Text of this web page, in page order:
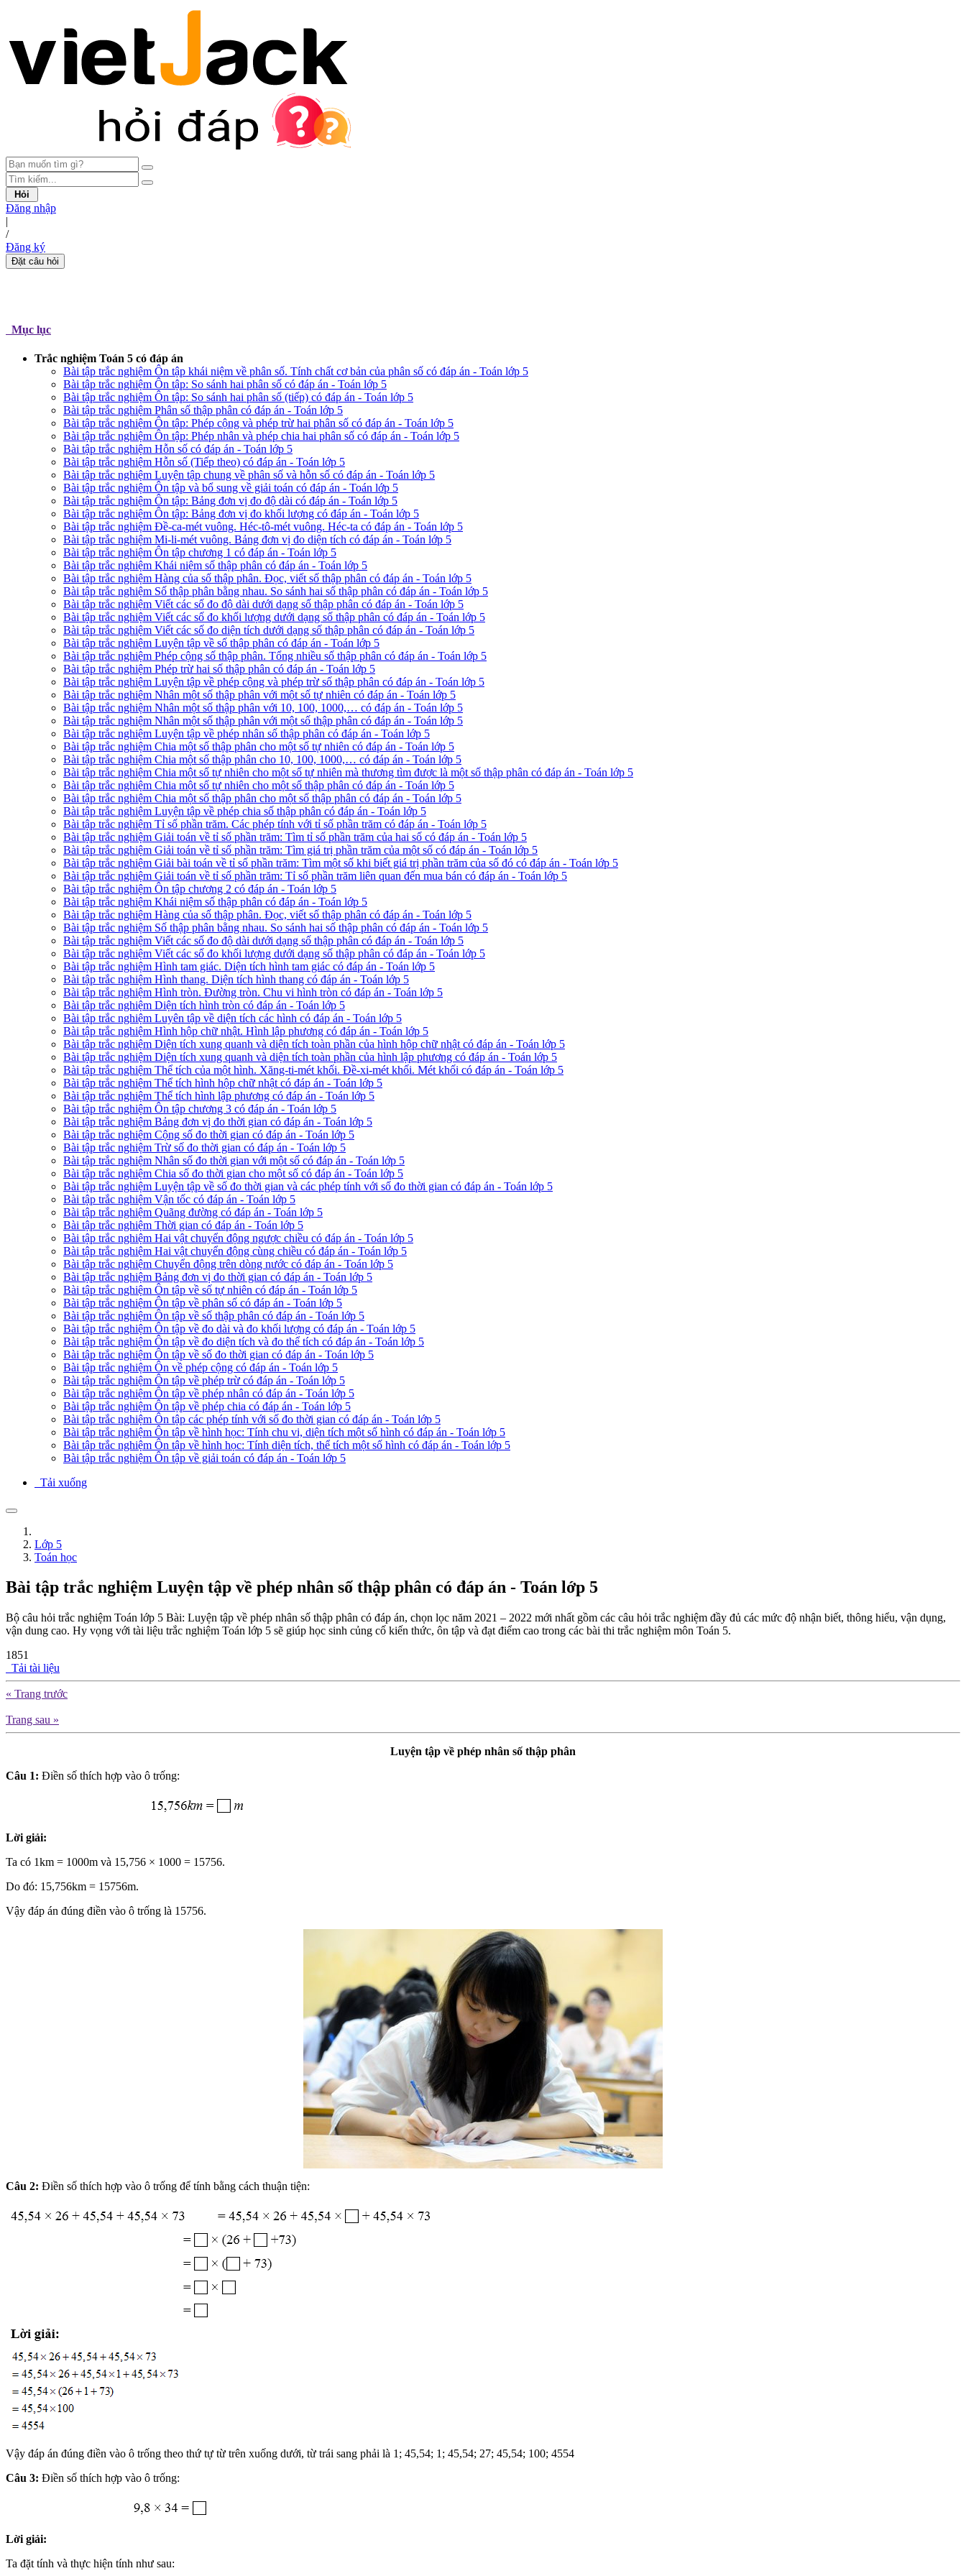
Hỏi
Đăng nhập
|
/
Đăng ký
Đặt câu hỏi
Mục lục
Trắc nghiệm Toán 5 có đáp án
Bài tập trắc nghiệm Ôn tập khái niệm về phân số. Tính chất cơ bản của phân số có đáp án - Toán lớp 5
Bài tập trắc nghiệm Ôn tập: So sánh hai phân số có đáp án - Toán lớp 5
Bài tập trắc nghiệm Ôn tập: So sánh hai phân số (tiếp) có đáp án - Toán lớp 5
Bài tập trắc nghiệm Phân số thập phân có đáp án - Toán lớp 5
Bài tập trắc nghiệm Ôn tập: Phép cộng và phép trừ hai phân số có đáp án - Toán lớp 5
Bài tập trắc nghiệm Ôn tập: Phép nhân và phép chia hai phân số có đáp án - Toán lớp 5
Bài tập trắc nghiệm Hỗn số có đáp án - Toán lớp 5
Bài tập trắc nghiệm Hỗn số (Tiếp theo) có đáp án - Toán lớp 5
Bài tập trắc nghiệm Luyện tập chung về phân số và hỗn số có đáp án - Toán lớp 5
Bài tập trắc nghiệm Ôn tập và bổ sung về giải toán có đáp án - Toán lớp 5
Bài tập trắc nghiệm Ôn tập: Bảng đơn vị đo độ dài có đáp án - Toán lớp 5
Bài tập trắc nghiệm Ôn tập: Bảng đơn vị đo khối lượng có đáp án - Toán lớp 5
Bài tập trắc nghiệm Đề-ca-mét vuông. Héc-tô-mét vuông. Héc-ta có đáp án - Toán lớp 5
Bài tập trắc nghiệm Mi-li-mét vuông. Bảng đơn vị đo diện tích có đáp án - Toán lớp 5
Bài tập trắc nghiệm Ôn tập chương 1 có đáp án - Toán lớp 5
Bài tập trắc nghiệm Khái niệm số thập phân có đáp án - Toán lớp 5
Bài tập trắc nghiệm Hàng của số thập phân. Đọc, viết số thập phân có đáp án - Toán lớp 5
Bài tập trắc nghiệm Số thập phân bằng nhau. So sánh hai số thập phân có đáp án - Toán lớp 5
Bài tập trắc nghiệm Viết các số đo độ dài dưới dạng số thập phân có đáp án - Toán lớp 5
Bài tập trắc nghiệm Viết các số đo khối lượng dưới dạng số thập phân có đáp án - Toán lớp 5
Bài tập trắc nghiệm Viết các số đo diện tích dưới dạng số thập phân có đáp án - Toán lớp 5
Bài tập trắc nghiệm Luyện tập về số thập phân có đáp án - Toán lớp 5
Bài tập trắc nghiệm Phép cộng số thập phân. Tổng nhiều số thập phân có đáp án - Toán lớp 5
Bài tập trắc nghiệm Phép trừ hai số thập phân có đáp án - Toán lớp 5
Bài tập trắc nghiệm Luyện tập về phép cộng và phép trừ số thập phân có đáp án - Toán lớp 5
Bài tập trắc nghiệm Nhân một số thập phân với một số tự nhiên có đáp án - Toán lớp 5
Bài tập trắc nghiệm Nhân một số thập phân với 10, 100, 1000,… có đáp án - Toán lớp 5
Bài tập trắc nghiệm Nhân một số thập phân với một số thập phân có đáp án - Toán lớp 5
Bài tập trắc nghiệm Luyện tập về phép nhân số thập phân có đáp án - Toán lớp 5
Bài tập trắc nghiệm Chia một số thập phân cho một số tự nhiên có đáp án - Toán lớp 5
Bài tập trắc nghiệm Chia một số thập phân cho 10, 100, 1000,… có đáp án - Toán lớp 5
Bài tập trắc nghiệm Chia một số tự nhiên cho một số tự nhiên mà thương tìm được là một số thập phân có đáp án - Toán lớp 5
Bài tập trắc nghiệm Chia một số tự nhiên cho một số thập phân có đáp án - Toán lớp 5
Bài tập trắc nghiệm Chia một số thập phân cho một số thập phân có đáp án - Toán lớp 5
Bài tập trắc nghiệm Luyện tập về phép chia số thập phân có đáp án - Toán lớp 5
Bài tập trắc nghiệm Tỉ số phần trăm. Các phép tính với tỉ số phần trăm có đáp án - Toán lớp 5
Bài tập trắc nghiệm Giải toán về tỉ số phần trăm: Tìm tỉ số phần trăm của hai số có đáp án - Toán lớp 5
Bài tập trắc nghiệm Giải toán về tỉ số phần trăm: Tìm giá trị phần trăm của một số có đáp án - Toán lớp 5
Bài tập trắc nghiệm Giải bài toán về tỉ số phần trăm: Tìm một số khi biết giá trị phần trăm của số đó có đáp án - Toán lớp 5
Bài tập trắc nghiệm Giải toán về tỉ số phần trăm: Tỉ số phần trăm liên quan đến mua bán có đáp án - Toán lớp 5
Bài tập trắc nghiệm Ôn tập chương 2 có đáp án - Toán lớp 5
Bài tập trắc nghiệm Khái niệm số thập phân có đáp án - Toán lớp 5
Bài tập trắc nghiệm Hàng của số thập phân. Đọc, viết số thập phân có đáp án - Toán lớp 5
Bài tập trắc nghiệm Số thập phân bằng nhau. So sánh hai số thập phân có đáp án - Toán lớp 5
Bài tập trắc nghiệm Viết các số đo độ dài dưới dạng số thập phân có đáp án - Toán lớp 5
Bài tập trắc nghiệm Viết các số đo khối lượng dưới dạng số thập phân có đáp án - Toán lớp 5
Bài tập trắc nghiệm Hình tam giác. Diện tích hình tam giác có đáp án - Toán lớp 5
Bài tập trắc nghiệm Hình thang. Diện tích hình thang có đáp án - Toán lớp 5
Bài tập trắc nghiệm Hình tròn. Đường tròn. Chu vi hình tròn có đáp án - Toán lớp 5
Bài tập trắc nghiệm Diện tích hình tròn có đáp án - Toán lớp 5
Bài tập trắc nghiệm Luyên tập về diện tích các hình có đáp án - Toán lớp 5
Bài tập trắc nghiệm Hình hộp chữ nhật. Hình lập phương có đáp án - Toán lớp 5
Bài tập trắc nghiệm Diện tích xung quanh và diện tích toàn phần của hình hộp chữ nhật có đáp án - Toán lớp 5
Bài tập trắc nghiệm Diện tích xung quanh và diện tích toàn phần của hình lập phương có đáp án - Toán lớp 5
Bài tập trắc nghiệm Thể tích của một hình. Xăng-ti-mét khối. Đề-xi-mét khối. Mét khối có đáp án - Toán lớp 5
Bài tập trắc nghiệm Thể tích hình hộp chữ nhật có đáp án - Toán lớp 5
Bài tập trắc nghiệm Thể tích hình lập phương có đáp án - Toán lớp 5
Bài tập trắc nghiệm Ôn tập chương 3 có đáp án - Toán lớp 5
Bài tập trắc nghiệm Bảng đơn vị đo thời gian có đáp án - Toán lớp 5
Bài tập trắc nghiệm Cộng số đo thời gian có đáp án - Toán lớp 5
Bài tập trắc nghiệm Trừ số đo thời gian có đáp án - Toán lớp 5
Bài tập trắc nghiệm Nhân số đo thời gian với một số có đáp án - Toán lớp 5
Bài tập trắc nghiệm Chia số đo thời gian cho một số có đáp án - Toán lớp 5
Bài tập trắc nghiệm Luyện tập về số đo thời gian và các phép tính với số đo thời gian có đáp án - Toán lớp 5
Bài tập trắc nghiệm Vận tốc có đáp án - Toán lớp 5
Bài tập trắc nghiệm Quãng đường có đáp án - Toán lớp 5
Bài tập trắc nghiệm Thời gian có đáp án - Toán lớp 5
Bài tập trắc nghiệm Hai vật chuyển động ngược chiều có đáp án - Toán lớp 5
Bài tập trắc nghiệm Hai vật chuyển động cùng chiều có đáp án - Toán lớp 5
Bài tập trắc nghiệm Chuyển động trên dòng nước có đáp án - Toán lớp 5
Bài tập trắc nghiệm Bảng đơn vị đo thời gian có đáp án - Toán lớp 5
Bài tập trắc nghiệm Ôn tập về số tự nhiên có đáp án - Toán lớp 5
Bài tập trắc nghiệm Ôn tập về phân số có đáp án - Toán lớp 5
Bài tập trắc nghiệm Ôn tập về số thập phân có đáp án - Toán lớp 5
Bài tập trắc nghiệm Ôn tập về đo dài và đo khối lượng có đáp án - Toán lớp 5
Bài tập trắc nghiệm Ôn tập về đo diện tích và đo thể tích có đáp án - Toán lớp 5
Bài tập trắc nghiệm Ôn tập về số đo thời gian có đáp án - Toán lớp 5
Bài tập trắc nghiệm Ôn về phép cộng có đáp án - Toán lớp 5
Bài tập trắc nghiệm Ôn tập về phép trừ có đáp án - Toán lớp 5
Bài tập trắc nghiệm Ôn tập về phép nhân có đáp án - Toán lớp 5
Bài tập trắc nghiệm Ôn tập về phép chia có đáp án - Toán lớp 5
Bài tập trắc nghiệm Ôn tập các phép tính với số đo thời gian có đáp án - Toán lớp 5
Bài tập trắc nghiệm Ôn tập về hình học: Tính chu vi, diện tích một số hình có đáp án - Toán lớp 5
Bài tập trắc nghiệm Ôn tập về hình học: Tính diện tích, thể tích một số hình có đáp án - Toán lớp 5
Bài tập trắc nghiệm Ôn tập về giải toán có đáp án - Toán lớp 5
Tải xuống
Lớp 5
Toán học
Bài tập trắc nghiệm Luyện tập về phép nhân số thập phân có đáp án - Toán lớp 5
Bộ câu hỏi trắc nghiệm Toán lớp 5 Bài: Luyện tập về phép nhân số thập phân có đáp án, chọn lọc năm 2021 – 2022 mới nhất gồm các câu hỏi trắc nghiệm đầy đủ các mức độ nhận biết, thông hiểu, vận dụng,
vận dung cao. Hy vọng với tài liệu trắc nghiệm Toán lớp 5 sẽ giúp học sinh củng cố kiến thức, ôn tập và đạt điểm cao trong các bài thi trắc nghiệm môn Toán 5.
1851
Tải tài liệu
« Trang trước
Trang sau »
Luyện tập về phép nhân số thập phân
Câu 1: Điền số thích hợp vào ô trống:
Lời giải:
Ta có 1km = 1000m và 15,756 × 1000 = 15756.
Do đó: 15,756km = 15756m.
Vậy đáp án đúng điền vào ô trống là 15756.
Câu 2: Điền số thích hợp vào ô trống để tính bằng cách thuận tiện:
Vậy đáp án đúng điền vào ô trống theo thứ tự từ trên xuống dưới, từ trái sang phải là 1; 45,54; 1; 45,54; 27; 45,54; 100; 4554
Câu 3: Điền số thích hợp vào ô trống:
Lời giải:
Ta đặt tính và thực hiện tính như sau: